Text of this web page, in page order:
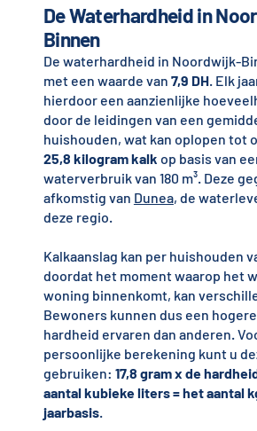
De Waterhardheid in
Binnen
De waterhardheid in Noordwijk-
met een waarde van 7,9 DH. Elk
hierdoor een aanzienlijke
door de leidingen van een
huishouden, wat kan oplopen tot
25,8 kilogram kalk op basis van
waterverbruik van 180 m³. Deze
afkomstig van Dunea, de
deze regio.
Kalkaanslag kan per huishouden
doordat het moment waarop het
woning binnenkomt, kan
Bewoners kunnen dus een
hardheid ervaren dan anderen.
persoonlijke berekening kunt u
gebruiken: 17,8 gram x de
aantal kubieke liters = het aantal
jaarbasis.